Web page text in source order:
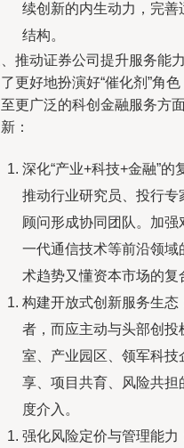
续创新的内生动力，完
结构。
推动证券公司提升服务能
更好地扮演好“催化剂”角
更广泛的科创金融服务方
：
深化“产业+科技+金融”
推动行业研究员、投行
顾问形成协同团队。加
一代通信技术等前沿领
术趋势又懂资本市场的复
构建开放式创新服务生
者，而应主动与头部创
室、产业园区、领军科
享、项目共育、风险共
度介入。
强化风险定价与管理能